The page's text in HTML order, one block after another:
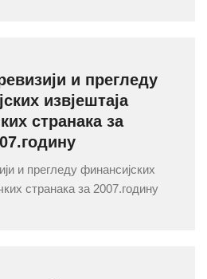
и прегледу
извјештаја
странака за
и прегледу финансијских
странака за 2007.годину